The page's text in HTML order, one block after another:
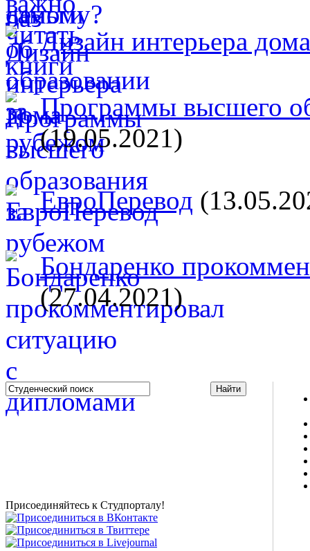
Дизайн интерьера дома
Программы высшего
(19.05.2021)
ЕвроПеревод
Бондаренко
(27.04.2021)
Studportal.net.ua - неофициальный студенческий сайт
Присоединяйтесь к Студпорталу!